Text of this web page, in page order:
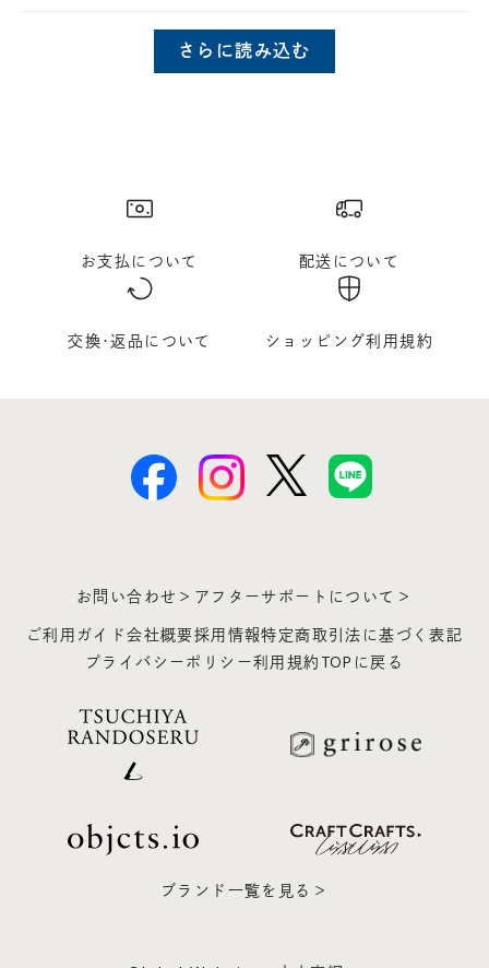
さらに読み込む
お支払について 配送について
交換･返品について ショッピング利用規約
お問い合わせ＞ アフターサポートについて＞
ご利用ガイド会社概要採用情報特定商取引法に基づく表記
プライバシーポリシー利用規約 TOPに戻る
ブランド一覧を見る＞